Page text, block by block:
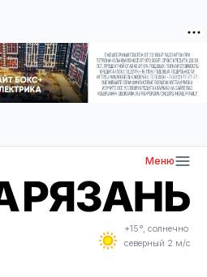
Меню
+15°, солнечно
северный 2 м/с